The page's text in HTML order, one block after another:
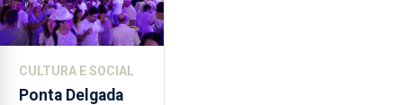
CULTURA E SOCIAL
Ponta Delgada